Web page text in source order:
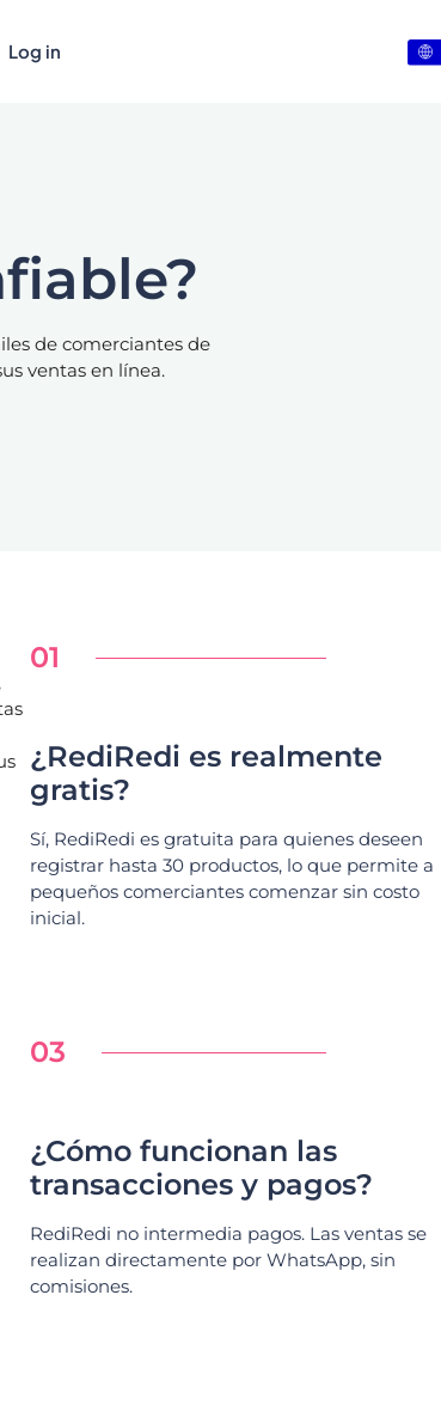
Log in
de comerciantes de
ventas en línea.
01
¿RediRedi es realmente
gratis?
Sí, RediRedi es gratuita para quienes deseen
registrar hasta 30 productos, lo que permite a
pequeños comerciantes comenzar sin costo
inicial.
03
¿Cómo funcionan las
transacciones y pagos?
RediRedi no intermedia pagos. Las ventas se
realizan directamente por WhatsApp, sin
comisiones.